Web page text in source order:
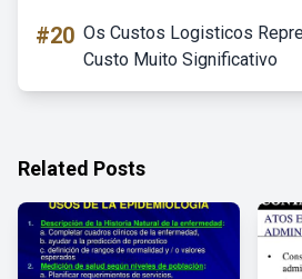
#20 Os Custos Logisticos
Custo Muito Significativo
Related Posts